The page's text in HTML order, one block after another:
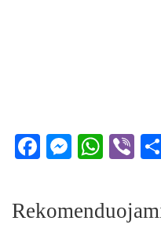
Facebook